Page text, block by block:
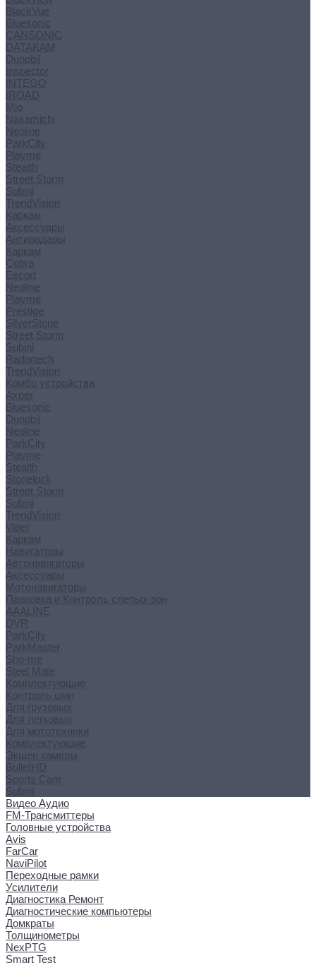
BlackVue
Bluesonic
CANSONIC
DATAKAM
Dunobil
Inspector
INTEGO
IROAD
Mio
Nakamichi
Neoline
ParkCity
Playme
Stealth
Street Storm
Subini
TrendVision
Каркам
Аксессуары
Антирадары
Каркам
Cobra
Escort
Neoline
Playme
Prestige
SilverStone
Street Storm
Subini
Radartech
TrendVision
Комбо устройства
Axper
Bluesonic
Dunobil
Neoline
ParkCity
Playme
Stealth
Stonelock
Street Storm
Subini
TrendVision
Viper
Каркам
Навигаторы
Автонавигаторы
Аксессуары
Мотонавигаторы
Парковка и Контроль слепых зон
AAALINE
DVR
ParkCity
ParkMaster
Sho-me
Steel Mate
Комплектующие
Контроль шин
Для грузовых
Для легковых
Для мототехники
Комплектующие
Экшен камеры
BulletHD
Sports Cam
Subini
Видео Аудио
FM-Трансмиттеры
Головные устройства
Avis
FarCar
NaviPilot
Переходные рамки
Усилители
Диагностика Ремонт
Диагностические компьютеры
Домкраты
Толщинометры
NexPTG
Smart Test